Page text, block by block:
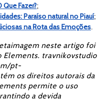
Que Fazer?;
Paraíso natural no Piauí;
na Rota das Emoções
neste artigo foi
Elements. travnikovstudio
pt-
os direitos autorais da
permite o uso
a devida